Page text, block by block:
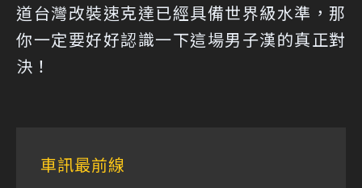
道台灣改裝速克達已經具備世界級水準，那
你一定要好好認識一下這場男子漢的真正對
決！
車訊最前線